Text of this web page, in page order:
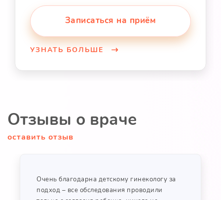
Записаться на приём
УЗНАТЬ БОЛЬШЕ
Отзывы о враче
оставить отзыв
Очень благодарна детскому гинекологу за
подход – все обследования проводили